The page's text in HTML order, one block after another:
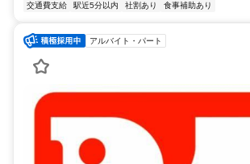
交通費支給
駅近5分以内 社割あり 食事補助あり
アルバイト・パート